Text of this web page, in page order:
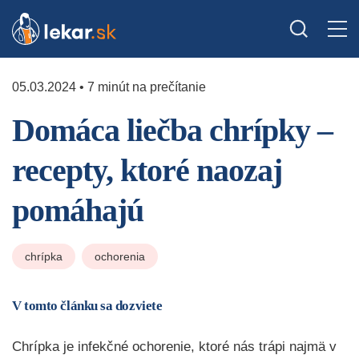
05.03.2024 • 7 minút na prečítanie
Domáca liečba chrípky –
recepty, ktoré naozaj
pomáhajú
chrípka ochorenia
V tomto článku sa dozviete
Chrípka je infekčné ochorenie, ktoré nás trápi najmä v